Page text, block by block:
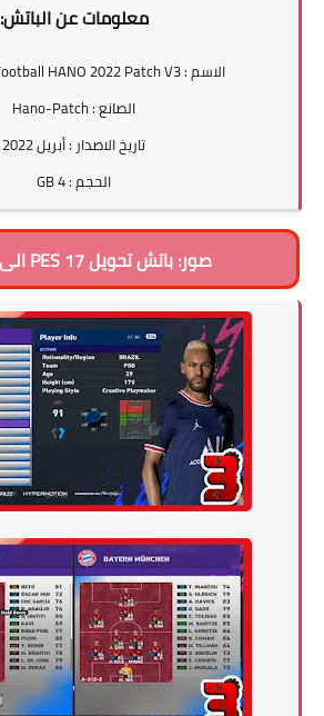
معلومات عن الباتش:
الاسم : PES 2017 eFootball HANO 2022 Patch V3
الصانع : Hano-Patch
تاريخ الاصدار : أبريل 2022
الحجم : 4 GB
صور: باتش تحويل PES 17 الى PES 22